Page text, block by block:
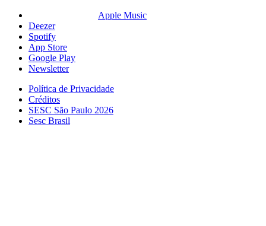
Apple Music
Deezer
Spotify
App Store
Google Play
Newsletter
Política de Privacidade
Créditos
SESC São Paulo 2026
Sesc Brasil